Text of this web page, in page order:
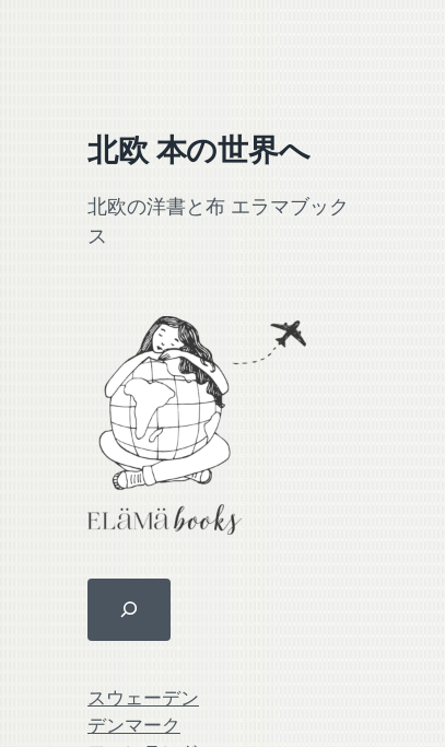
北欧 本の世界へ
北欧の洋書と布 エラマブック
ス
スウェーデン
デンマーク